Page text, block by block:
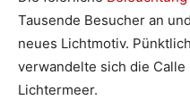
Tausende Besucher an
neues Lichtmotiv.
verwandelte sich die
Lichtermeer.